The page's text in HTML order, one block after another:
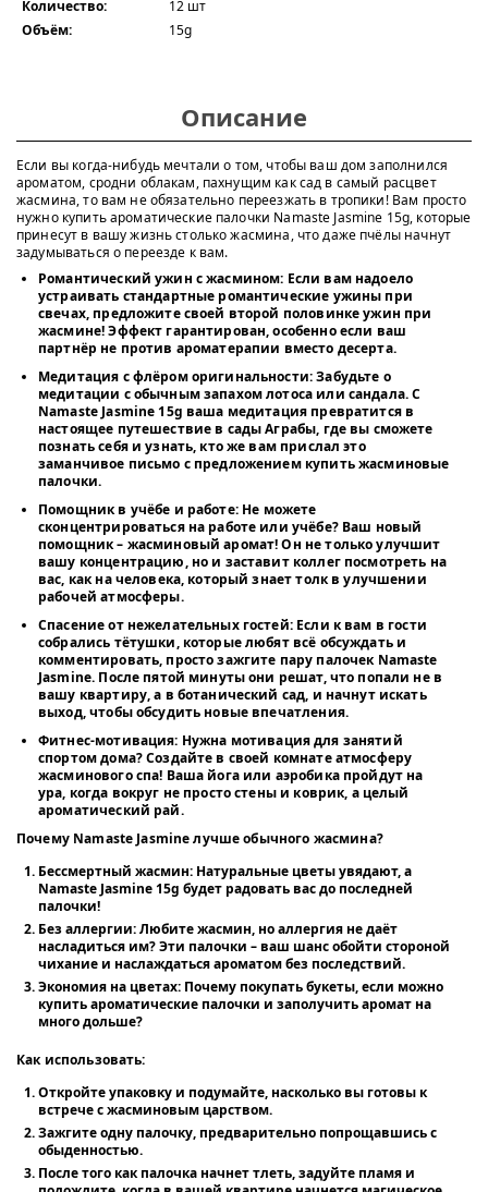
Количество:
12 шт
Объём:
15g
Описание
Если вы когда-нибудь мечтали о том, чтобы ваш дом заполнился
ароматом, сродни облакам, пахнущим как сад в самый расцвет
жасмина, то вам не обязательно переезжать в тропики! Вам просто
нужно купить ароматические палочки Namaste Jasmine 15g, которые
принесут в вашу жизнь столько жасмина, что даже пчёлы начнут
задумываться о переезде к вам.
Романтический ужин с жасмином: Если вам надоело
устраивать стандартные романтические ужины при
свечах, предложите своей второй половинке ужин при
жасмине! Эффект гарантирован, особенно если ваш
партнёр не против ароматерапии вместо десерта.
Медитация с флёром оригинальности:Забудьте о
медитации с обычным запахом лотоса или сандала. С
Namaste Jasmine 15g ваша медитация превратится в
настоящее путешествие в сады Аграбы, где вы сможете
познать себя и узнать, кто же вам прислал это
заманчивое письмо с предложением купить жасминовые
палочки.
Помощник в учёбе и работе:Не можете
сконцентрироваться на работе или учёбе? Ваш новый
помощник – жасминовый аромат! Он не только улучшит
вашу концентрацию, но и заставит коллег посмотреть на
вас, как на человека, который знает толк в улучшении
рабочей атмосферы.
Спасение от нежелательных гостей:Если к вам в гости
собрались тётушки, которые любят всё обсуждать и
комментировать, просто зажгите пару палочек Namaste
Jasmine. После пятой минуты они решат, что попали не в
вашу квартиру, а в ботанический сад, и начнут искать
выход, чтобы обсудить новые впечатления.
Фитнес-мотивация: Нужна мотивация для занятий
спортом дома? Создайте в своей комнате атмосферу
жасминового спа! Ваша йога или аэробика пройдут на
ура, когда вокруг не просто стены и коврик, а целый
ароматический рай.
Почему Namaste Jasmine лучше обычного жасмина?
Бессмертный жасмин: Натуральные цветы увядают, а
Namaste Jasmine 15g будет радовать вас до последней
палочки!
Без аллергии:Любите жасмин, но аллергия не даёт
насладиться им? Эти палочки – ваш шанс обойти стороной
чихание и наслаждаться ароматом без последствий.
Экономия на цветах: Почему покупать букеты, если можно
купить ароматические палочки и заполучить аромат на
много дольше?
Как использовать:
Откройте упаковку и подумайте, насколько вы готовы к
встрече с жасминовым царством.
Зажгите одну палочку, предварительно попрощавшись с
обыденностью.
После того как палочка начнет тлеть, задуйте пламя и